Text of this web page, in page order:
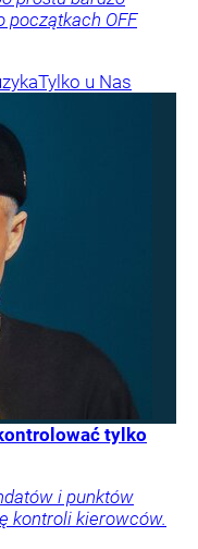
początkach OFF
Tylko u Nas
tylko
i punktów
kontroli kierowców.